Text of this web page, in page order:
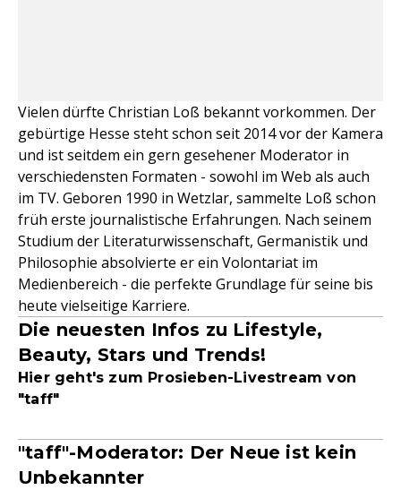
Vielen dürfte Christian Loß bekannt vorkommen. Der
gebürtige Hesse steht schon seit 2014 vor der Kamera
und ist seitdem ein gern gesehener Moderator in
verschiedensten Formaten - sowohl im Web als auch
im TV. Geboren 1990 in Wetzlar, sammelte Loß schon
früh erste journalistische Erfahrungen. Nach seinem
Studium der Literaturwissenschaft, Germanistik und
Philosophie absolvierte er ein Volontariat im
Medienbereich - die perfekte Grundlage für seine bis
heute vielseitige Karriere.
Die neuesten Infos zu Lifestyle,
Beauty, Stars und Trends!
Hier geht's zum Prosieben-Livestream von
"taff"
"taff"-Moderator: Der Neue ist kein
Unbekannter